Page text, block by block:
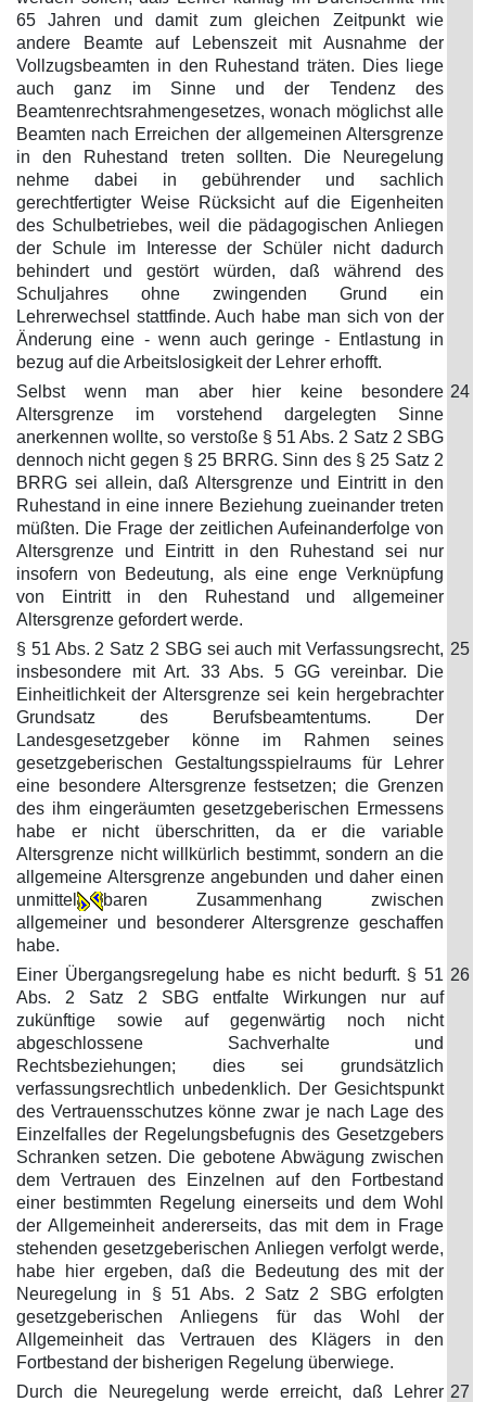
65 Jahren und damit zum gleichen Zeitpunkt wie
andere Beamte auf Lebenszeit mit Ausnahme der
Vollzugsbeamten in den Ruhestand träten. Dies liege
auch ganz im Sinne und der Tendenz des
Beamtenrechtsrahmengesetzes, wonach möglichst alle
Beamten nach Erreichen der allgemeinen Altersgrenze
in den Ruhestand treten sollten. Die Neuregelung
nehme dabei in gebührender und sachlich
gerechtfertigter Weise Rücksicht auf die Eigenheiten
des Schulbetriebes, weil die pädagogischen Anliegen
der Schule im Interesse der Schüler nicht dadurch
behindert und gestört würden, daß während des
Schuljahres ohne zwingenden Grund ein
Lehrerwechsel stattfinde. Auch habe man sich von der
Änderung eine - wenn auch geringe - Entlastung in
bezug auf die Arbeitslosigkeit der Lehrer erhofft.
Selbst wenn man aber hier keine besondere
Altersgrenze im vorstehend dargelegten Sinne
anerkennen wollte, so verstoße § 51 Abs. 2 Satz 2 SBG
dennoch nicht gegen § 25 BRRG. Sinn des § 25 Satz 2
BRRG sei allein, daß Altersgrenze und Eintritt in den
Ruhestand in eine innere Beziehung zueinander treten
müßten. Die Frage der zeitlichen Aufeinanderfolge von
Altersgrenze und Eintritt in den Ruhestand sei nur
insofern von Bedeutung, als eine enge Verknüpfung
von Eintritt in den Ruhestand und allgemeiner
Altersgrenze gefordert werde.
24
§ 51 Abs. 2 Satz 2 SBG sei auch mit Verfassungsrecht,
insbesondere mit Art. 33 Abs. 5 GG vereinbar. Die
Einheitlichkeit der Altersgrenze sei kein hergebrachter
Grundsatz des Berufsbeamtentums. Der
Landesgesetzgeber könne im Rahmen seines
gesetzgeberischen Gestaltungsspielraums für Lehrer
eine besondere Altersgrenze festsetzen; die Grenzen
des ihm eingeräumten gesetzgeberischen Ermessens
habe er nicht überschritten, da er die variable
Altersgrenze nicht willkürlich bestimmt, sondern an die
allgemeine Altersgrenze angebunden und daher einen
unmittel
baren Zusammenhang zwischen
allgemeiner und besonderer Altersgrenze geschaffen
habe.
25
Einer Übergangsregelung habe es nicht bedurft. § 51
Abs. 2 Satz 2 SBG entfalte Wirkungen nur auf
zukünftige sowie auf gegenwärtig noch nicht
abgeschlossene Sachverhalte und
Rechtsbeziehungen; dies sei grundsätzlich
verfassungsrechtlich unbedenklich. Der Gesichtspunkt
des Vertrauensschutzes könne zwar je nach Lage des
Einzelfalles der Regelungsbefugnis des Gesetzgebers
Schranken setzen. Die gebotene Abwägung zwischen
dem Vertrauen des Einzelnen auf den Fortbestand
einer bestimmten Regelung einerseits und dem Wohl
der Allgemeinheit andererseits, das mit dem in Frage
stehenden gesetzgeberischen Anliegen verfolgt werde,
habe hier ergeben, daß die Bedeutung des mit der
Neuregelung in § 51 Abs. 2 Satz 2 SBG erfolgten
gesetzgeberischen Anliegens für das Wohl der
Allgemeinheit das Vertrauen des Klägers in den
Fortbestand der bisherigen Regelung überwiege.
26
Durch die Neuregelung werde erreicht, daß Lehrer 27